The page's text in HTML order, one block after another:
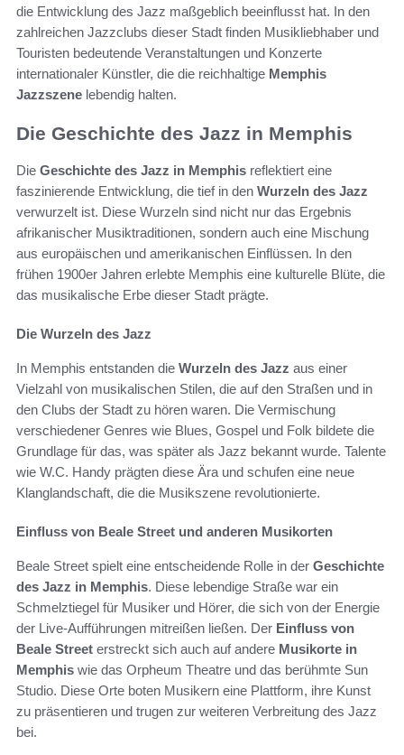
die Entwicklung des Jazz maßgeblich beeinflusst hat. In den
zahlreichen Jazzclubs dieser Stadt finden Musikliebhaber und
Touristen bedeutende Veranstaltungen und Konzerte
internationaler Künstler, die die reichhaltige Memphis
Jazzszene lebendig halten.
Die Geschichte des Jazz in Memphis
Die Geschichte des Jazz in Memphis reflektiert eine
faszinierende Entwicklung, die tief in den Wurzeln des Jazz
verwurzelt ist. Diese Wurzeln sind nicht nur das Ergebnis
afrikanischer Musiktraditionen, sondern auch eine Mischung
aus europäischen und amerikanischen Einflüssen. In den
frühen 1900er Jahren erlebte Memphis eine kulturelle Blüte, die
das musikalische Erbe dieser Stadt prägte.
Die Wurzeln des Jazz
In Memphis entstanden die Wurzeln des Jazz aus einer
Vielzahl von musikalischen Stilen, die auf den Straßen und in
den Clubs der Stadt zu hören waren. Die Vermischung
verschiedener Genres wie Blues, Gospel und Folk bildete die
Grundlage für das, was später als Jazz bekannt wurde. Talente
wie W.C. Handy prägten diese Ära und schufen eine neue
Klanglandschaft, die die Musikszene revolutionierte.
Einfluss von Beale Street und anderen Musikorten
Beale Street spielt eine entscheidende Rolle in der Geschichte
des Jazz in Memphis. Diese lebendige Straße war ein
Schmelztiegel für Musiker und Hörer, die sich von der Energie
der Live-Aufführungen mitreißen ließen. Der Einfluss von
Beale Street erstreckt sich auch auf andere Musikorte in
Memphis wie das Orpheum Theatre und das berühmte Sun
Studio. Diese Orte boten Musikern eine Plattform, ihre Kunst
zu präsentieren und trugen zur weiteren Verbreitung des Jazz
bei.